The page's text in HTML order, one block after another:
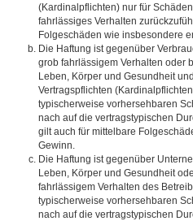
(Kardinalpflichten) nur für
fahrlässiges Verhalten
Folgeschäden wie insbesondere
Die Haftung ist gegenüber
grob fahrlässigem Verhalten oder
Leben, Körper und Gesundheit
Vertragspflichten
typischerweise vorhersehbaren
nach auf die vertragstypischen
gilt auch für mittelbare
Gewinn.
Die Haftung ist gegenüber
Leben, Körper und Gesundheit
fahrlässigem Verhalten des
typischerweise vorhersehbaren
nach auf die vertragstypischen